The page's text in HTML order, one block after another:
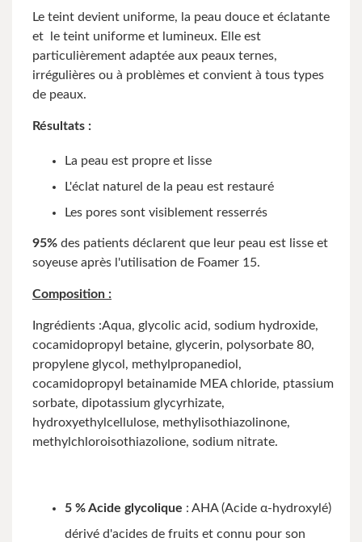
Le teint devient uniforme, la peau douce et éclatante
et le teint uniforme et lumineux. Elle est
particulièrement adaptée aux peaux ternes,
irrégulières ou à problèmes et convient à tous types
de peaux.
Résultats :
La peau est propre et lisse
L'éclat naturel de la peau est restauré
Les pores sont visiblement resserrés
95% des patients déclarent que leur peau est lisse et
soyeuse après l'utilisation de Foamer 15.
Composition :
Ingrédients :Aqua, glycolic acid, sodium hydroxide,
cocamidopropyl betaine, glycerin, polysorbate 80,
propylene glycol, methylpropanediol,
cocamidopropyl betainamide MEA chloride, ptassium
sorbate, dipotassium glycyrhizate,
hydroxyethylcellulose, methylisothiazolinone,
methylchloroisothiazolione, sodium nitrate.
5 % Acide glycolique : AHA (Acide α-hydroxylé)
dérivé d'acides de fruits et connu pour son